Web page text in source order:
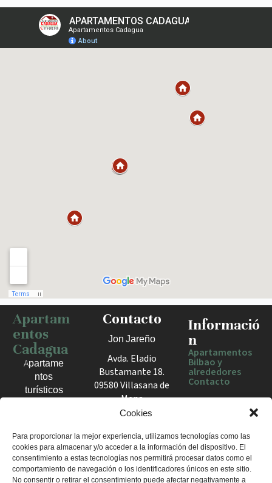
Cookies
Para proporcionar la mejor experiencia, utilizamos tecnologías como las
cookies para almacenar y/o acceder a la información del dispositivo. El
consentimiento a estas tecnologías nos permitirá procesar datos como el
comportamiento de navegación o los identificadores únicos en este sitio.
No consentir o retirar el consentimiento puede afectar negativamente a
Haz clic para activar el mapa
Apartam
entos
Cadagua
Apartame
ntos
turísticos
el Valle
de Mena.
Estancias
cómodas
Contacto
Jon Jareño
Avda. Eladio
Bustamante 18.
09580 Villasana de
Mena
España
+34 675 602
960
apartamentosc
Informació
n
Apartamentos
Bilbao y
alrededores
Contacto